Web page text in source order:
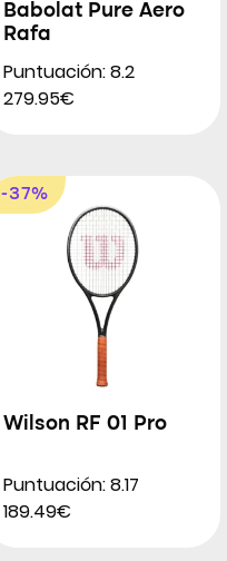
Babolat Pure Aero
Rafa
Puntuación: 8.2
279.95€
-37%
Wilson RF 01 Pro
Puntuación: 8.17
189.49€